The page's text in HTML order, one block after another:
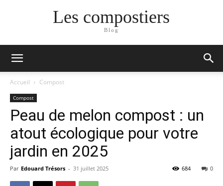
Les compostiers
Blog
Accueil Compost
Compost
Peau de melon compost : un
atout écologique pour votre
jardin en 2025
Par Edouard Trésors - 31 juillet 2025 0
684